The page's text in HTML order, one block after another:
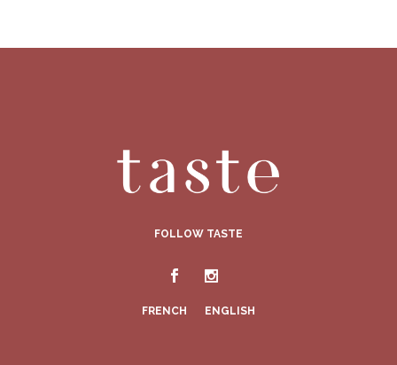
FOLLOW TASTE
FRENCH ENGLISH